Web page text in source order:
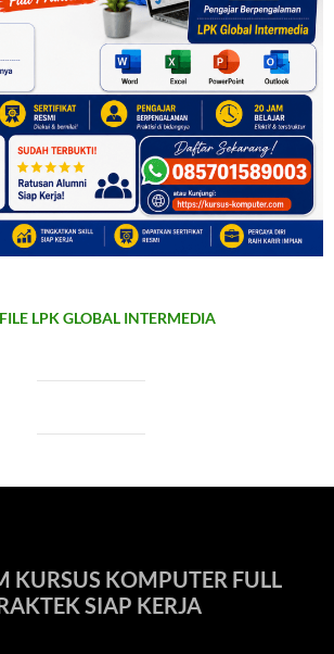
LPK GLOBAL INTERMEDIA
KURSUS KOMPUTER FULL
SIAP KERJA